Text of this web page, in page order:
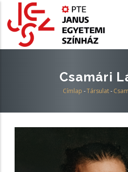
tartalomra
Csamári
Címlap -Társulat-